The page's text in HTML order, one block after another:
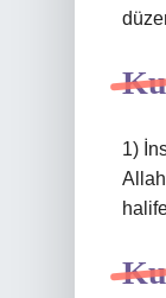
1)